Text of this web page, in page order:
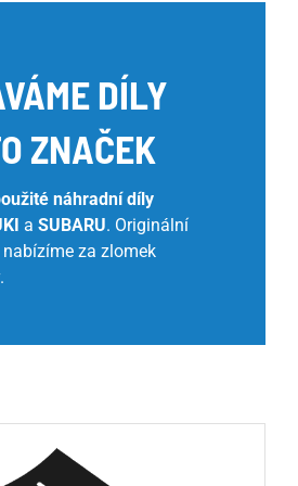
DÍLY
ZNAČEK
náhradní díly
a SUBARU. Originální
za zlomek